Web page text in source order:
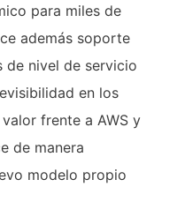
para miles de
además soporte
nivel de servicio
en los
frente a AWS y
de manera
modelo propio